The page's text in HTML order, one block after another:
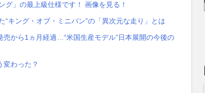
グ」の最上級仕様です！ 画像を見る！
“キング・オブ・ミニバン”の「異次元な走り」とは
売から1ヵ月経過…“米国生産モデル”日本展開の今後の
変わった？